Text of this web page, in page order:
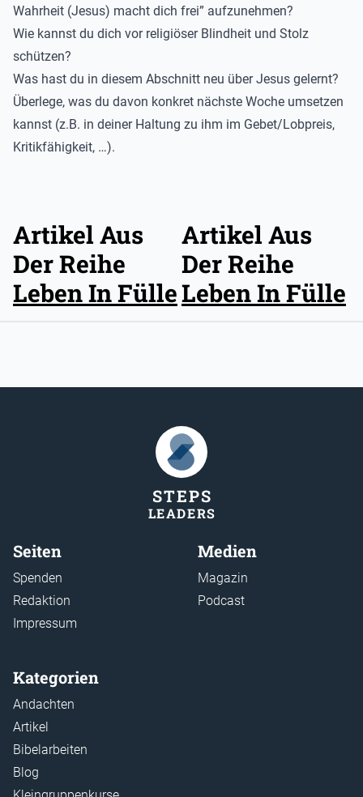
Wahrheit (Jesus) macht dich frei” aufzunehmen?
Wie kannst du dich vor religiöser Blindheit und Stolz
schützen?
Was hast du in diesem Abschnitt neu über Jesus gelernt?
Überlege, was du davon konkret nächste Woche umsetzen
kannst (z.B. in deiner Haltung zu ihm im Gebet/Lobpreis,
Kritikfähigkeit, …).
Artikel Aus
Der Reihe
Leben In Fülle
Artikel Aus
Der Reihe
Leben In Fülle
STEPS
LEADERS
Seiten
Spenden
Redaktion
Impressum
Medien
Magazin
Podcast
Kategorien
Andachten
Artikel
Bibelarbeiten
Blog